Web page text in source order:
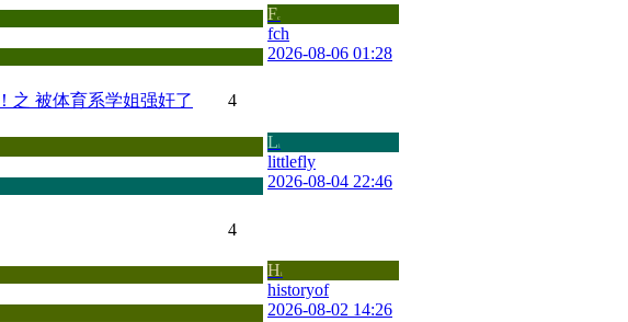
Fc
fch
2026-08-06 01:28
之 被体育系学姐强奸了 4
Li
littlefly
2026-08-04 22:46
4
Hi
historyof
2026-08-02 14:26